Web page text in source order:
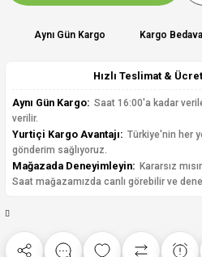
Aynı Gün Kargo Kargo Bedava
Hızlı Teslimat &
Aynı Gün Kargo: Saat 16:00'a kadar
verilir.
Yurtiçi Kargo Avantajı: Türkiye'nin her
gönderim sağlıyoruz.
Mağazada Deneyimleyin: Kararsız
Saat mağazamızda canlı görebilir ve